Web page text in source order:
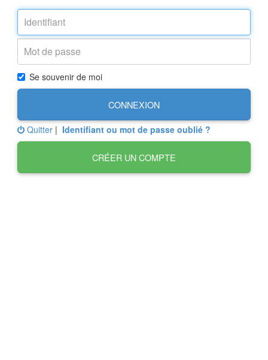
Se souvenir de moi
CONNEXION
Quitter | Identifiant ou mot de passe oublié ?
CRÉER UN COMPTE